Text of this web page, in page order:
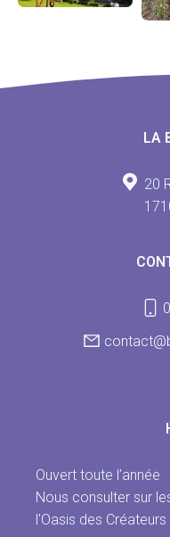
LA
20
Ouvert toute l’année
Nous consulter sur
l'Oasis des Créateurs